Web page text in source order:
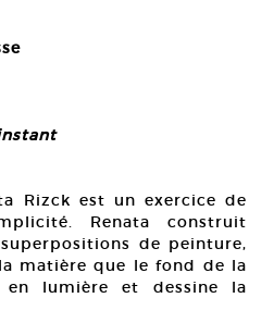
Rizck est un exercice de
Renata construit
de peinture,
matière que le fond de la
lumière et dessine la